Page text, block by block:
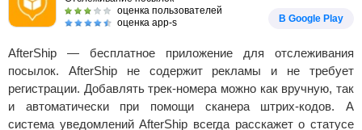
оценка пользователей
оценка app-s
В Google Play
AfterShip — бесплатное приложение для отслеживания
посылок. AfterShip не содержит рекламы и не требует
регистрации. Добавлять трек-номера можно как вручную, так
и автоматически при помощи сканера штрих-кодов. А
система уведомлений AfterShip всегда расскажет о статусе